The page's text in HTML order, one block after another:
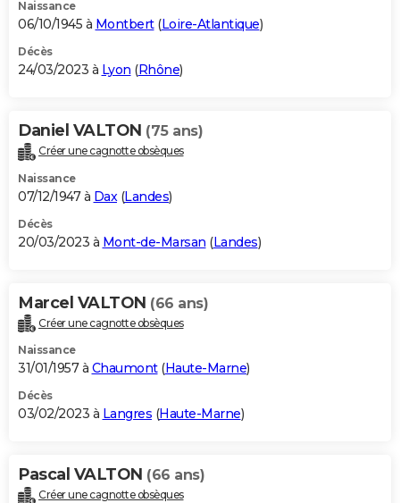
Naissance
06/10/1945 à Montbert(Loire-Atlantique)
Décès
24/03/2023 à Lyon (Rhône)
Daniel VALTON (75 ans)
Créer une cagnotte obsèques
Naissance
07/12/1947 à Dax (Landes)
Décès
20/03/2023 à Mont-de-Marsan (Landes)
Marcel VALTON (66 ans)
Créer une cagnotte obsèques
Naissance
31/01/1957 à Chaumont(Haute-Marne)
Décès
03/02/2023 à Langres (Haute-Marne)
Pascal VALTON (66 ans)
Créer une cagnotte obsèques